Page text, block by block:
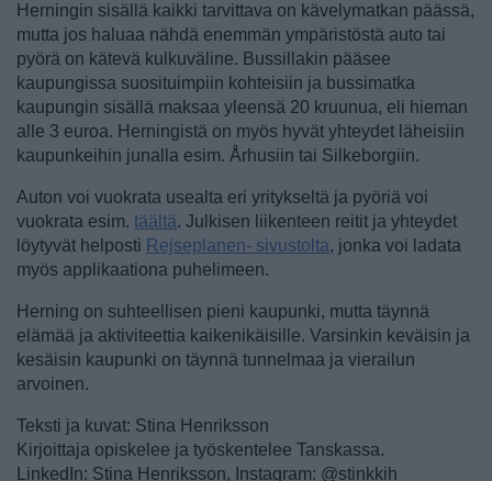
Herningin sisällä kaikki tarvittava on kävelymatkan päässä,
mutta jos haluaa nähdä enemmän ympäristöstä auto tai
pyörä on kätevä kulkuväline. Bussillakin pääsee
kaupungissa suosituimpiin kohteisiin ja bussimatka
kaupungin sisällä maksaa yleensä 20 kruunua, eli hieman
alle 3 euroa. Herningistä on myös hyvät yhteydet läheisiin
kaupunkeihin junalla esim. Århusiin tai Silkeborgiin.
Auton voi vuokrata usealta eri yritykseltä ja pyöriä voi
vuokrata esim. täältä. Julkisen liikenteen reitit ja yhteydet
löytyvät helposti Rejseplanen- sivustolta, jonka voi ladata
myös applikaationa puhelimeen.
Herning on suhteellisen pieni kaupunki, mutta täynnä
elämää ja aktiviteettia kaikenikäisille. Varsinkin keväisin ja
kesäisin kaupunki on täynnä tunnelmaa ja vierailun
arvoinen.
Teksti ja kuvat: Stina Henriksson
Kirjoittaja opiskelee ja työskentelee Tanskassa.
LinkedIn: Stina Henriksson, Instagram: @stinkkih